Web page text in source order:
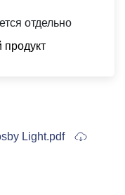
Light.pdf
отдельно